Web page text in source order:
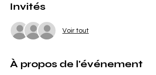
Invités
Voir tout
À propos de l'événement